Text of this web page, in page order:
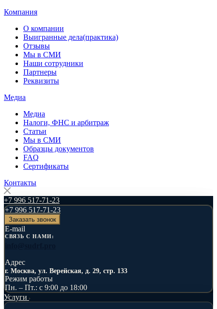
Компания
О компании
Выигранные дела(практика)
Отзывы
Мы в СМИ
Наши сотрудники
Партнеры
Реквизиты
Медиа
Медиа
Налоги, ФНС и арбитраж
Статьи
Мы в СМИ
Образцы документов
FAQ
Сертификаты
Контакты
+7 996 517-71-23
+7 996 517-71-23
Заказать звонок
E-mail
СВЯЗЬ С НАМИ:
Адрес
г. Москва, ул. Верейская, д. 29, стр. 133
Режим работы
Пн. – Пт.: с 9:00 до 18:00
Услуги